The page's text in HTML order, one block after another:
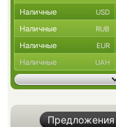
Наличные USD
Наличные RUB
Наличные EUR
Наличные UAH
Предложения